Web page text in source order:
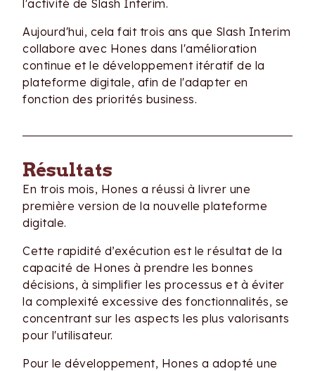
l'activité de Slash Interim.
Aujourd'hui, cela fait trois ans que Slash Interim
collabore avec Hones dans l'amélioration
continue et le développement itératif de la
plateforme digitale, afin de l'adapter en
fonction des priorités business.
Résultats
En trois mois, Hones a réussi à livrer une
première version de la nouvelle plateforme
digitale.
Cette rapidité d’exécution est le résultat de la
capacité de Hones à prendre les bonnes
décisions, à simplifier les processus et à éviter
la complexité excessive des fonctionnalités, se
concentrant sur les aspects les plus valorisants
pour l'utilisateur.
Pour le développement, Hones a adopté une